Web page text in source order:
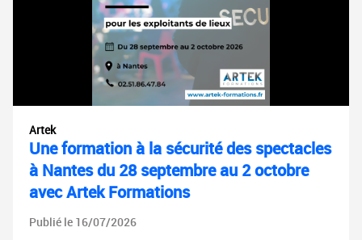
Artek
Une formation à la sécurité des spectacles
à Nantes du 28 septembre au 2 octobre
avec Artek Formations
Publié le 16/07/2026